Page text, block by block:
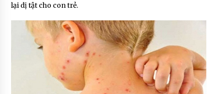
lại dị tật cho con trẻ.